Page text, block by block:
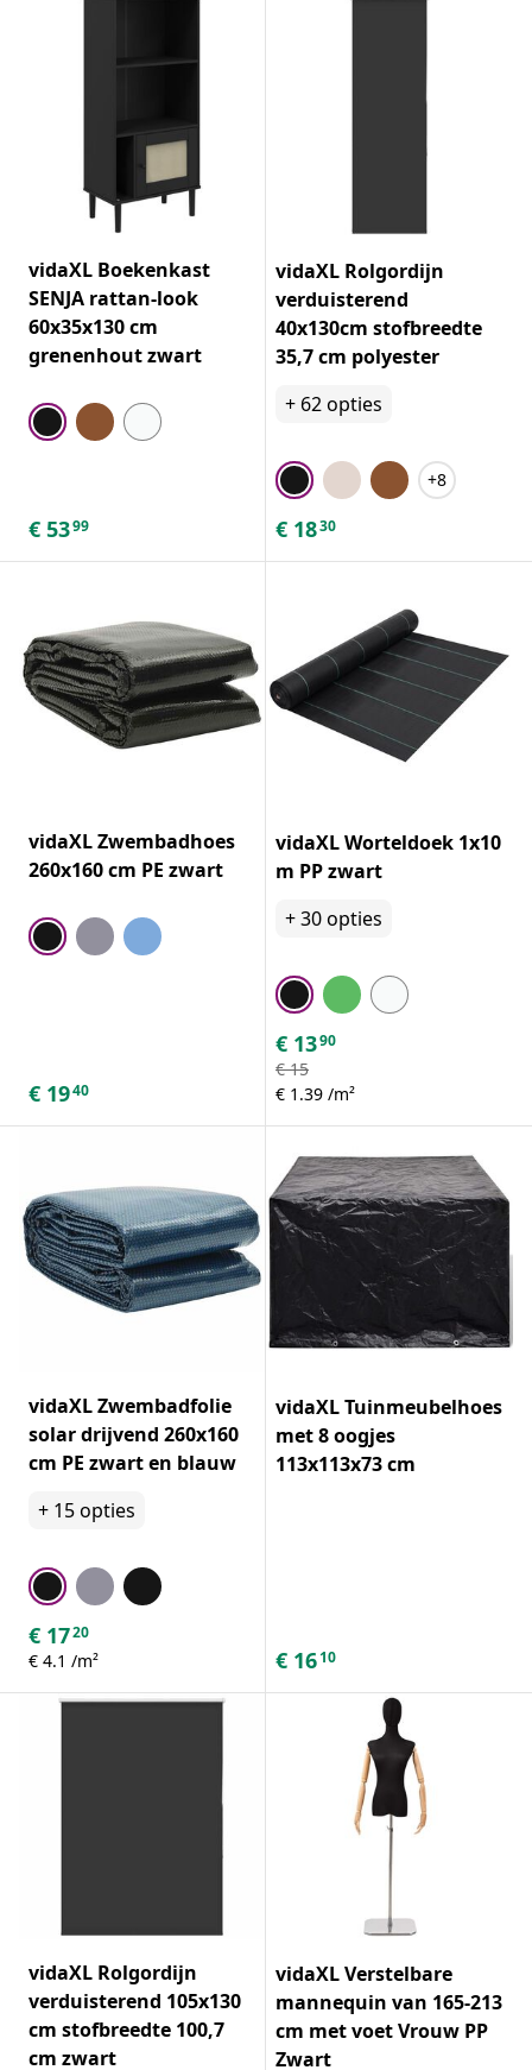
vidaXL Boekenkast
SENJA rattan-look
60x35x130 cm
grenenhout zwart
€ 5399
vidaXL Rolgordijn
verduisterend
40x130cm stofbreedte
35,7 cm polyester
+ 62opties
+8
€ 1830
vidaXL Zwembadhoes
260x160 cm PE zwart
€ 1940
vidaXL Worteldoek 1x10
m PP zwart
+30opties
€ 1390
€ 15
€ 1.39 /m²
vidaXL Zwembadfolie
solar drijvend 260x160
cm PE zwart en blauw
+ 15opties
€ 1720
€ 4.1 /m²
vidaXL Tuinmeubelhoes
met 8 oogjes
113x113x73 cm
€ 1610
vidaXL Rolgordijn
verduisterend 105x130
cm stofbreedte 100,7
cm zwart
vidaXL Verstelbare
mannequin van 165-213
cm met voet Vrouw PP
Zwart